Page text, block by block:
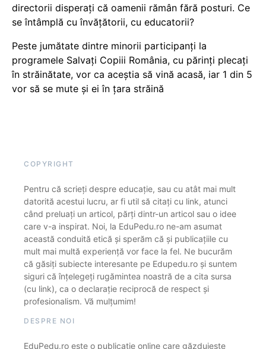
directorii disperați că oamenii rămân fără posturi. Ce
se întâmplă cu învățătorii, cu educatorii?
Peste jumătate dintre minorii participanți la
programele Salvați Copiii România, cu părinți plecați
în străinătate, vor ca aceștia să vină acasă, iar 1 din 5
vor să se mute și ei în țara străină
COPYRIGHT
Pentru că scrieți despre educație, sau cu atât mai mult
datorită acestui lucru, ar fi util să citați cu link, atunci
când preluați un articol, părți dintr-un articol sau o idee
care v-a inspirat. Noi, la EduPedu.ro ne-am asumat
această conduită etică și sperăm că și publicațiile cu
mult mai multă experiență vor face la fel. Ne bucurăm
că găsiți subiecte interesante pe Edupedu.ro și suntem
siguri că înțelegeți rugămintea noastră de a cita sursa
(cu link), ca o declarație reciprocă de respect și
profesionalism. Vă mulțumim!
DESPRE NOI
EduPedu.ro este o publicație online care găzduiește